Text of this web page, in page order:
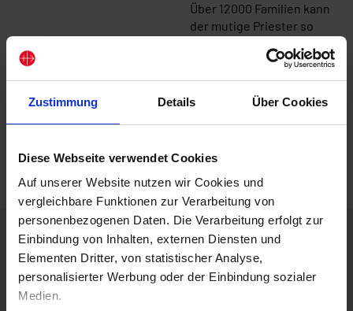
Zustimmung Details Über Cookies
Diese Webseite verwendet Cookies
Auf unserer Website nutzen wir Cookies und
vergleichbare Funktionen zur Verarbeitung von
personenbezogenen Daten. Die Verarbeitung erfolgt zur
Einbindung von Inhalten, externen Diensten und
Elementen Dritter, von statistischer Analyse,
personalisierter Werbung oder der Einbindung sozialer
Medien.
Über 12000 Familien kann
der mutige Priester so
auch muslimische
Nachbarn. Denn
Nächstenliebe schließt
Familie" in Gaza spenden
Für Ihre Fragen rund um die Spende
Ihre Spende für KIRCHE IN NOT – eine
Organisation mit Verantwortung